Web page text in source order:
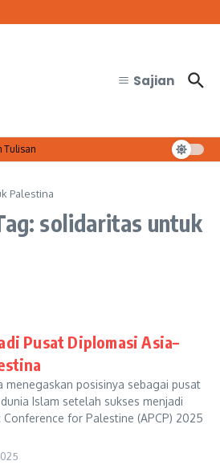
Sajian
Tulisan
Palestina
solidaritas untuk
Pusat Diplomasi Asia–
menegaskan posisinya sebagai pusat
Islam setelah sukses menjadi
for Palestine (APCP) 2025